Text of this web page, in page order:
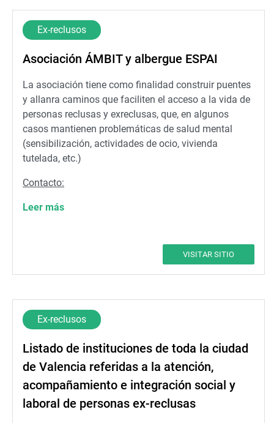
Ex-reclusos
Asociación ÁMBIT y albergue ESPAI
La asociación tiene como finalidad construir puentes
y allanra caminos que faciliten el acceso a la vida de
personas reclusas y exreclusas, que, en algunos
casos mantienen problemáticas de salud mental
(sensibilización, actividades de ocio, vivienda
tutelada, etc.)
Contacto:
Dirección: C ALTA DEL MAR 80 (Valencia)
Leer más
VISITAR SITIO
Ex-reclusos
Listado de instituciones de toda la ciudad
de Valencia referidas a la atención,
acompañamiento e integración social y
laboral de personas ex-reclusas